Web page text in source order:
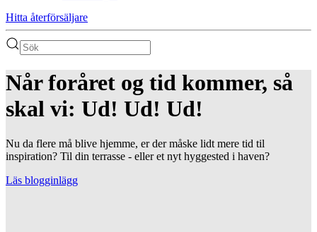
Hitta återförsäljare
Når foråret og tid kommer, så
skal vi: Ud! Ud! Ud!
Nu da flere må blive hjemme, er der måske lidt mere tid til
inspiration? Til din terrasse - eller et nyt hyggested i haven?
Läs blogginlägg